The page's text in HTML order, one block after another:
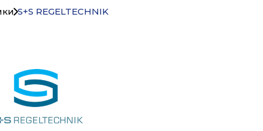
S+S REGELTECHNIK